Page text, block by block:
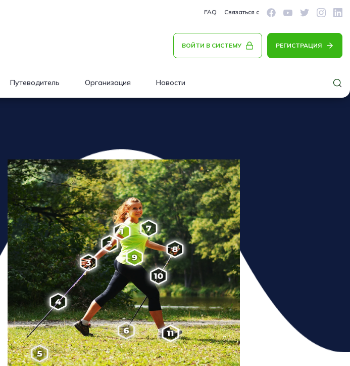
FAQ Связаться с
ВОЙТИ В СИСТЕМУ РЕГИСТРАЦИЯ
Путеводитель Организация Новости